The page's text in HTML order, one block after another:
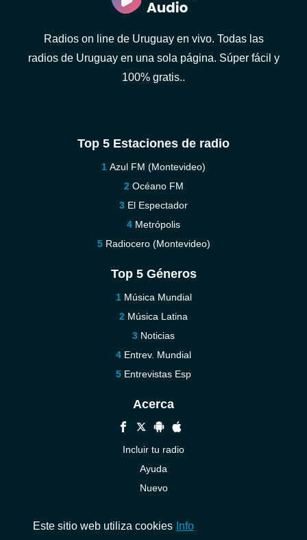
Radios on line de Uruguay en vivo. Todas las
radios de Uruguay en una sola página. Súper fácil y
100% gratis..
Top 5 Estaciones de radio
Azul FM (Montevideo)
Océano FM
El Espectador
Metrópolis
Radiocero (Montevideo)
Top 5 Géneros
Música Mundial
Música Latina
Noticias
Entrev. Mundial
Entrevistas Esp
Acerca
Incluir tu radio
Ayuda
Nuevo
Este sitio web utiliza cookies Info